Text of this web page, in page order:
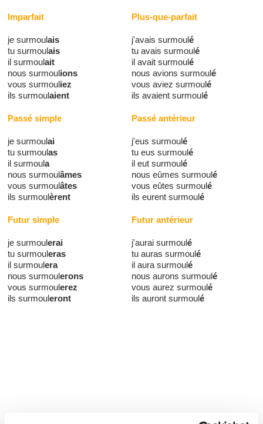
Imparfait
je surmoulais
tu surmoulais
il surmoulait
nous surmoulions
vous surmouliez
ils surmoulaient
Plus-que-parfait
j'avais surmoulé
tu avais surmoulé
il avait surmoulé
nous avions surmoulé
vous aviez surmoulé
ils avaient surmoulé
Passé simple
je surmoulai
tu surmoulas
il surmoula
nous surmoulâmes
vous surmoulâtes
ils surmoulèrent
Passé antérieur
j'eus surmoulé
tu eus surmoulé
il eut surmoulé
nous eûmes surmoulé
vous eûtes surmoulé
ils eurent surmoulé
Futur simple
je surmoulerai
tu surmouleras
il surmoulera
nous surmoulerons
vous surmoulerez
ils surmouleront
Futur antérieur
j'aurai surmoulé
tu auras surmoulé
il aura surmoulé
nous aurons surmoulé
vous aurez surmoulé
ils auront surmoulé